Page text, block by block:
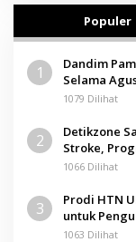
Populer
1
Dandim
Selama
1079 Dilihat
2
Detikzone
Stroke,
1066 Dilihat
3
Prodi HTN
untuk
1063 Dilihat